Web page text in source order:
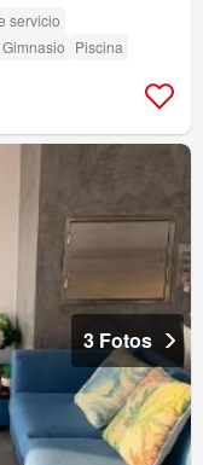
servicio
Gimnasio Piscina
3 Fotos